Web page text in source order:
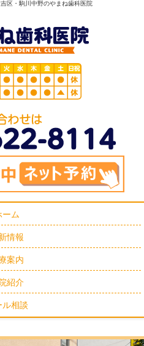
区・駒川中野のやまね歯科医院
ーム
情報
案内
紹介
ル相談